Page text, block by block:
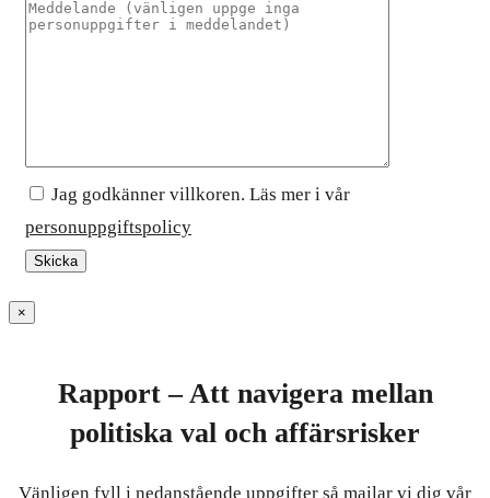
Jag godkänner villkoren. Läs mer i vår
personuppgiftspolicy
×
Rapport – Att navigera mellan
politiska val och affärsrisker
Vänligen fyll i nedanstående uppgifter så mailar vi dig vår